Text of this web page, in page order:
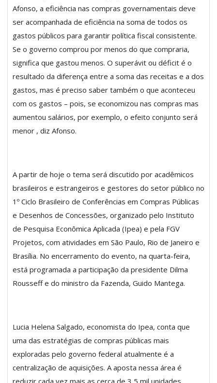
Afonso, a eficiência nas compras governamentais deve
ser acompanhada de eficiência na soma de todos os
gastos públicos para garantir política fiscal consistente.
Se o governo comprou por menos do que compraria,
significa que gastou menos. O superávit ou déficit é o
resultado da diferença entre a soma das receitas e a dos
gastos, mas é preciso saber também o que aconteceu
com os gastos – pois, se economizou nas compras mas
aumentou salários, por exemplo, o efeito conjunto será
menor , diz Afonso.
A partir de hoje o tema será discutido por acadêmicos
brasileiros e estrangeiros e gestores do setor público no
1º Ciclo Brasileiro de Conferências em Compras Públicas
e Desenhos de Concessões, organizado pelo Instituto
de Pesquisa Econômica Aplicada (Ipea) e pela FGV
Projetos, com atividades em São Paulo, Rio de Janeiro e
Brasília. No encerramento do evento, na quarta-feira,
está programada a participação da presidente Dilma
Rousseff e do ministro da Fazenda, Guido Mantega.
Lucia Helena Salgado, economista do Ipea, conta que
uma das estratégias de compras públicas mais
exploradas pelo governo federal atualmente é a
centralização de aquisições. A aposta nessa área é
reduzir cada vez mais as cerca de 3,5 mil unidades